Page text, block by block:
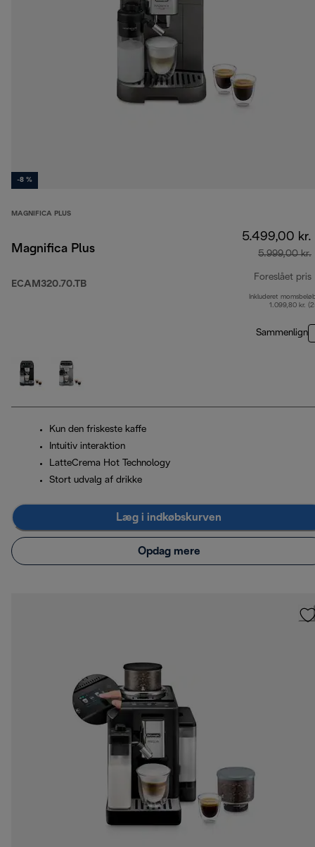
-8 %
MAGNIFICA PLUS
Magnifica Plus
ECAM320.70.TB
5.499,00 kr.
5.999,00 kr.
Foreslået pris
Inkluderet
1.099,80 kr.
Sammenlign
Kun den friskeste kaffe
Intuitiv interaktion
LatteCrema Hot Technology
Stort udvalg af drikke
Læg i indkøbskurven
Opdag mere